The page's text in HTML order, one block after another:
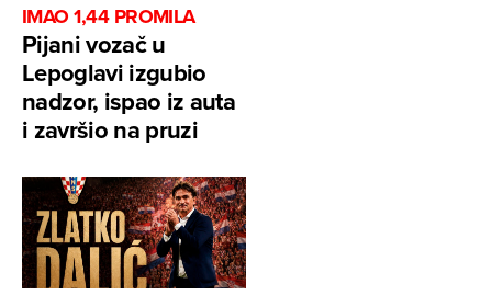
IMAO 1,44 PROMILA
Pijani vozač u
Lepoglavi izgubio
nadzor, ispao iz auta
i završio na pruzi